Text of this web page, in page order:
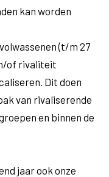
kan worden
(t/m 27
of rivaliteit
Dit doen
van rivaliserende
en binnen de
jaar ook onze